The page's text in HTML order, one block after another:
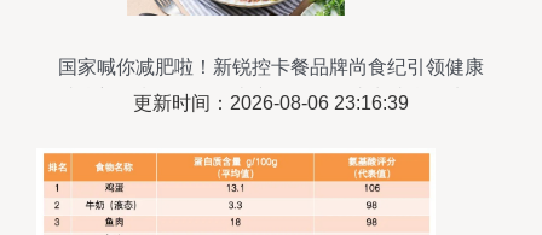
国家喊你减肥啦！新锐控卡餐品牌尚食纪引领健康
减脂新风潮——鸡肉类产品凭什么成为减脂首选？
更新时间：2026-08-06 23:16:39